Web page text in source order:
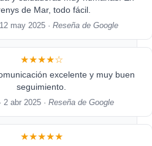
de Mar, todo fácil.
12 may 2025 ·Reseña de Google
★★★★☆
excelente y muy buen
seguimiento.
· 2 abr 2025 ·Reseña de Google
★★★★★